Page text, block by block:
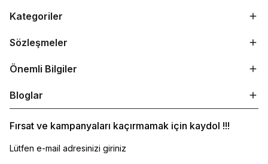
Kategoriler
Sözleşmeler
Önemli Bilgiler
Bloglar
Fırsat ve kampanyaları kaçırmamak için kaydol !!!
Lütfen e-mail adresinizi giriniz